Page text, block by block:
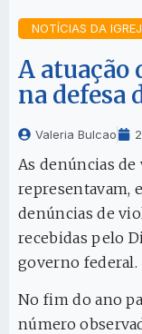
NOTÍCIAS DA
A
na defesa
Valeria Bulcao
As denúncias
representavam,
denúncias de
recebidas pelo
governo federal.
No fim do ano
número